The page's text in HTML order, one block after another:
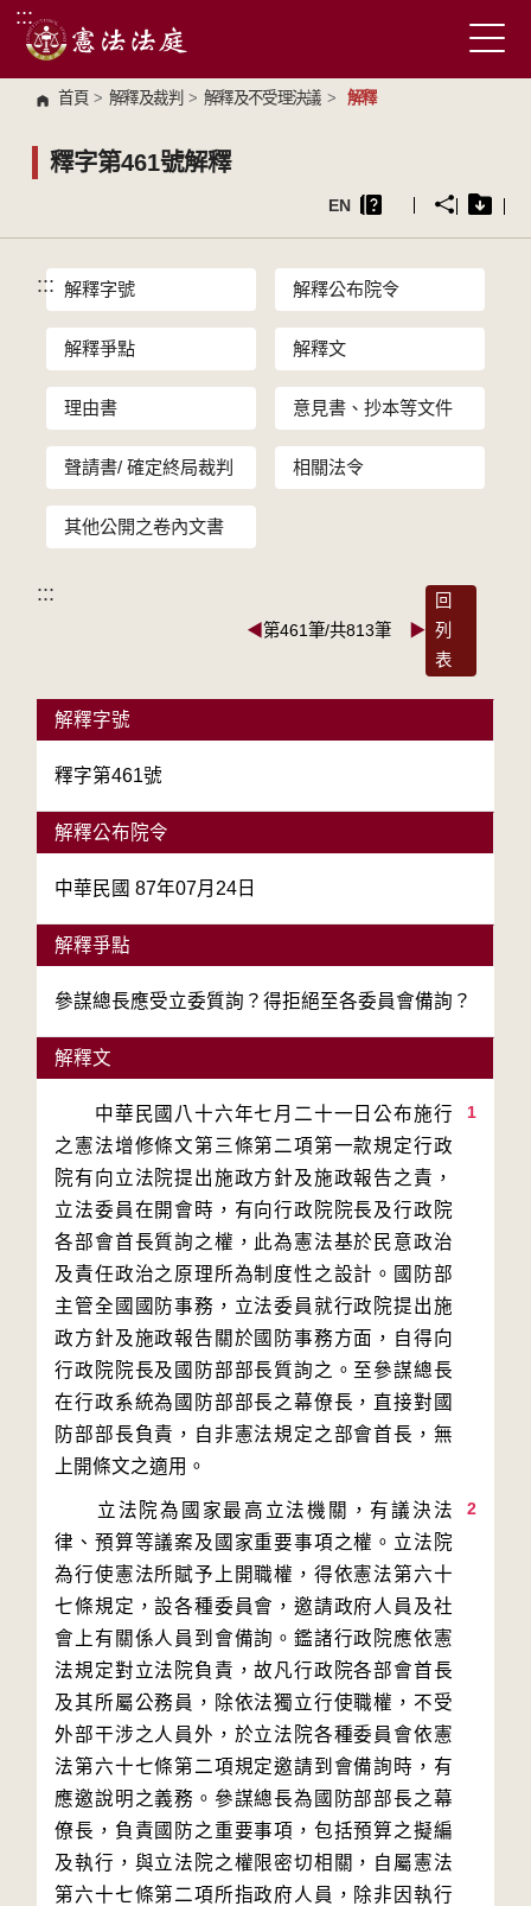
跳到主要內容區塊
:::
首頁 > 解釋及裁判 > 解釋及不受理決議 > 解釋
釋字第461號解釋
EN
::: 解釋字號 解釋公布院令
解釋爭點 解釋文
理由書 意見書、抄本等文件
聲請書/ 確定終局裁判 相關法令
其他公開之卷內文書
:::
◀第461筆/共813筆 ▶
回
列
表
解釋字號
釋字第461號
解釋公布院令
中華民國 87年07月24日
解釋爭點
參謀總長應受立委質詢？得拒絕至各委員會備詢？
解釋文
1
中華民國八十六年七月二十一日公布施行
之憲法增修條文第三條第二項第一款規定行政
院有向立法院提出施政方針及施政報告之責，
立法委員在開會時，有向行政院院長及行政院
各部會首長質詢之權，此為憲法基於民意政治
及責任政治之原理所為制度性之設計。國防部
主管全國國防事務，立法委員就行政院提出施
政方針及施政報告關於國防事務方面，自得向
行政院院長及國防部部長質詢之。至參謀總長
在行政系統為國防部部長之幕僚長，直接對國
防部部長負責，自非憲法規定之部會首長，無
2
立法院為國家最高立法機關，有議決法
律、預算等議案及國家重要事項之權。立法院
為行使憲法所賦予上開職權，得依憲法第六十
七條規定，設各種委員會，邀請政府人員及社
會上有關係人員到會備詢。鑑諸行政院應依憲
法規定對立法院負責，故凡行政院各部會首長
及其所屬公務員，除依法獨立行使職權，不受
外部干涉之人員外，於立法院各種委員會依憲
法第六十七條第二項規定邀請到會備詢時，有
應邀說明之義務。參謀總長為國防部部長之幕
僚長，負責國防之重要事項，包括預算之擬編
及執行，與立法院之權限密切相關，自屬憲法
第六十七條第二項所指政府人員，除非因執行